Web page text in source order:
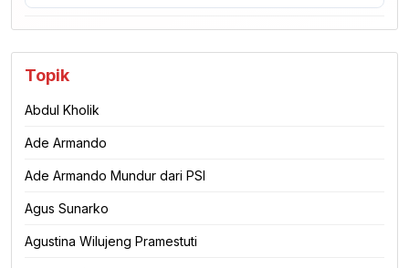
Topik
Abdul Kholik
Ade Armando
Ade Armando Mundur dari PSI
Agus Sunarko
Agustina Wilujeng Pramestuti